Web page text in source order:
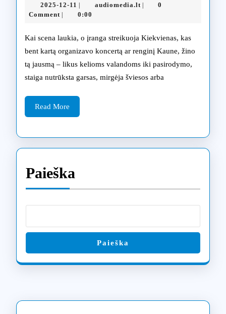
Kaune:
scenoje
2025-12-11 2025-
12-
audiomedia.ltaudiomedia.lt
0
Comment
0:00
Kai scena laukia, o įranga streikuoja Kiekvienas, kas
bent kartą organizavo koncertą ar renginį Kaune, žino
tą jausmą – likus kelioms valandoms iki pasirodymo,
staiga nutrūksta garsas, mirgėja šviesos arba
Read More
More
Paieška
Paieška